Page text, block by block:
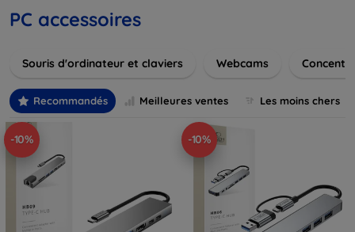
PC accessoires
Souris d'ordinateur et claviers Webcams
Recommandés Meilleures ventes Les moins chers
-10% -10%